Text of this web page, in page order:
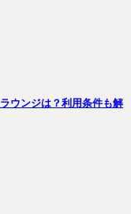
ウンジは？利用条件も解